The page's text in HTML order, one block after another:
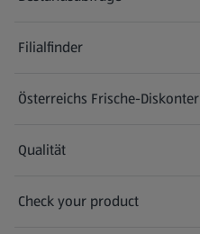
Filialfinder
Österreichs Frische-Diskonter
Qualität
Check your product
(öffnet in einem neuen Tab)